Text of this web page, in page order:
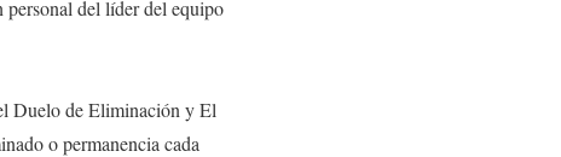
del líder del equipo
Duelo de Eliminación y El
o permanencia cada